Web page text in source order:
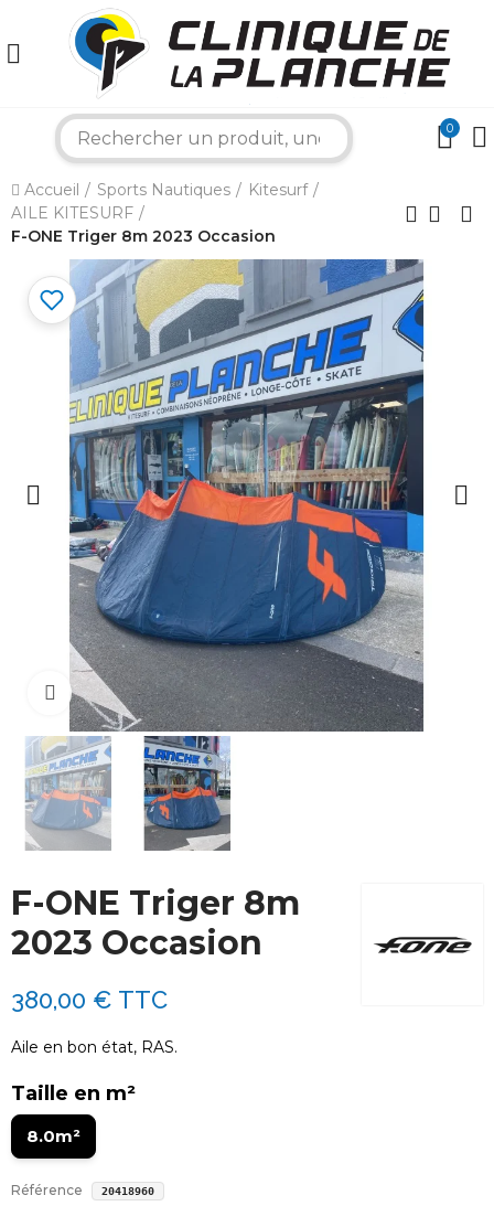
0
Accueil Sports Nautiques
Kitesurf
AILE KITESURF
F-ONE Triger 8m 2023 Occasion
Cliquez pour agrandir
F-ONE Triger 8m
2023 Occasion
380,00 € TTC
Aile en bon état, RAS.
Taille en m²
8.0m²
Référence 20418960
×
Bonjour ! Je suis votre expert nautique.
Comment puis-je vous aider aujourd'hui ?